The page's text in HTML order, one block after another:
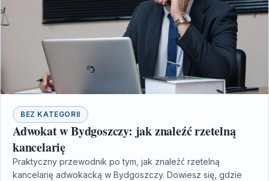
BEZ KATEGORII
Adwokat w Bydgoszczy: jak znaleźć rzetelną
kancelarię
Praktyczny przewodnik po tym, jak znaleźć rzetelną
kancelarię adwokacką w Bydgoszczy. Dowiesz się, gdzie